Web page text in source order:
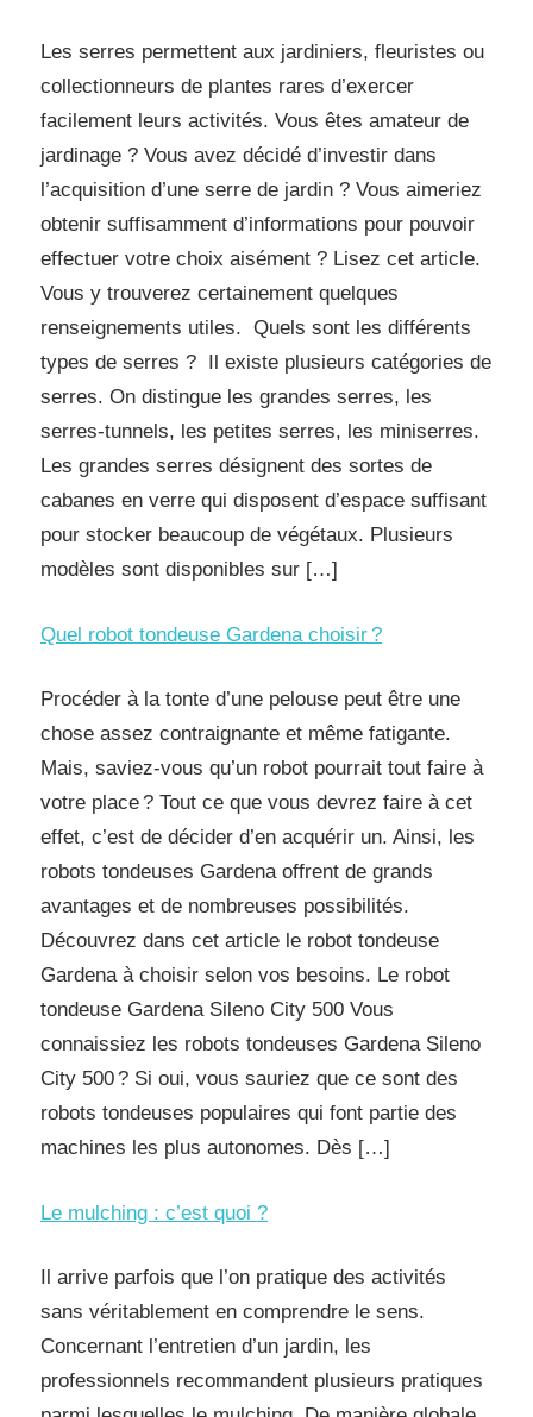
Les serres permettent aux jardiniers, fleuristes ou
collectionneurs de plantes rares d’exercer
facilement leurs activités. Vous êtes amateur de
jardinage ? Vous avez décidé d’investir dans
l’acquisition d’une serre de jardin ? Vous aimeriez
obtenir suffisamment d’informations pour pouvoir
effectuer votre choix aisément ? Lisez cet article.
Vous y trouverez certainement quelques
renseignements utiles. Quels sont les différents
types de serres ? Il existe plusieurs catégories de
serres. On distingue les grandes serres, les
serres-tunnels, les petites serres, les miniserres.
Les grandes serres désignent des sortes de
cabanes en verre qui disposent d’espace suffisant
pour stocker beaucoup de végétaux. Plusieurs
modèles sont disponibles sur […]
Quel robot tondeuse Gardena choisir ?
Procéder à la tonte d’une pelouse peut être une
chose assez contraignante et même fatigante.
Mais, saviez-vous qu’un robot pourrait tout faire à
votre place ? Tout ce que vous devrez faire à cet
effet, c’est de décider d’en acquérir un. Ainsi, les
robots tondeuses Gardena offrent de grands
avantages et de nombreuses possibilités.
Découvrez dans cet article le robot tondeuse
Gardena à choisir selon vos besoins. Le robot
tondeuse Gardena Sileno City 500 Vous
connaissiez les robots tondeuses Gardena Sileno
City 500 ? Si oui, vous sauriez que ce sont des
robots tondeuses populaires qui font partie des
machines les plus autonomes. Dès […]
Le mulching : c’est quoi ?
Il arrive parfois que l’on pratique des activités
sans véritablement en comprendre le sens.
Concernant l’entretien d’un jardin, les
professionnels recommandent plusieurs pratiques